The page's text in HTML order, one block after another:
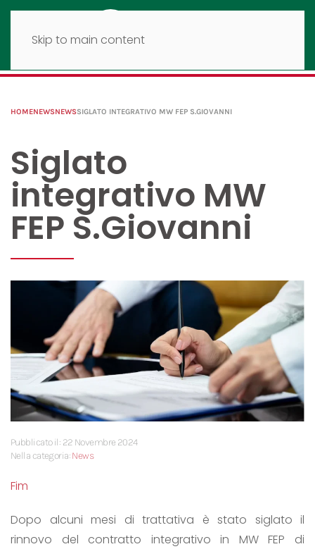
Skip to main content
HOMENEWSNEWSSIGLATO INTEGRATIVO MW FEP S.GIOVANNI
Siglato
integrativo MW
FEP S.Giovanni
Pubblicato il: 22 Novembre 2024
Nella categoria:News
Fim
Dopo alcuni mesi di trattativa è stato siglato il
rinnovo del contratto integrativo in MW FEP di